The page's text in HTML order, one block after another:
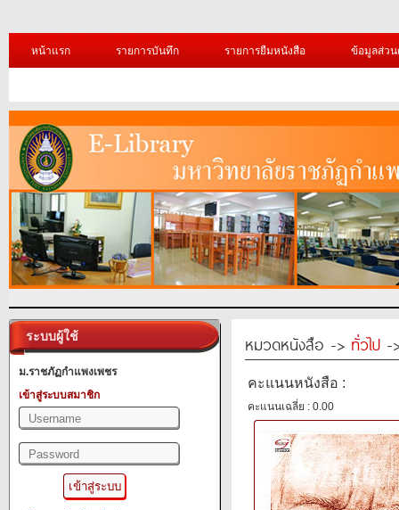
หน้าแรก รายการบันทึก รายการยืมหนังสือ ข้อมูลส่ว
ระบบผู้ใช้
ม.ราชภัฏกำแพงเพชร
เข้าสู่ระบบสมาชิก
หมวดหนังสือ -> ทั่วไป -
คะแนนหนังสือ :
คะแนนเฉลี่ย : 0.00